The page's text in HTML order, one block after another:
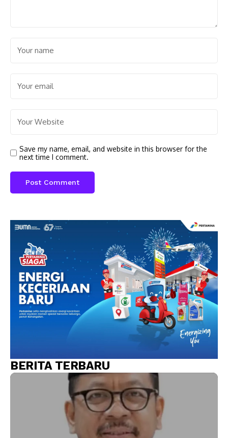
Save my name, email, and website in this browser for the
next time I comment.
BERITA TERBARU